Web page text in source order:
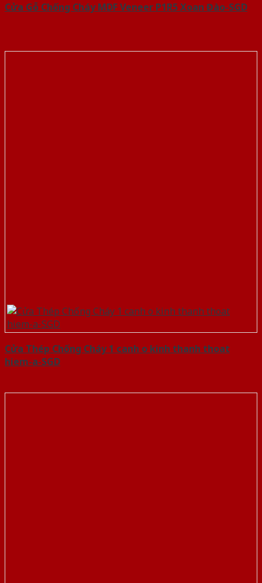
Cửa Gỗ Chống Cháy MDF Veneer P1R5 Xoan Đào-SGD
Cửa Thép Chống Cháy 1 canh o kinh thanh thoat
hiem-a-SGD